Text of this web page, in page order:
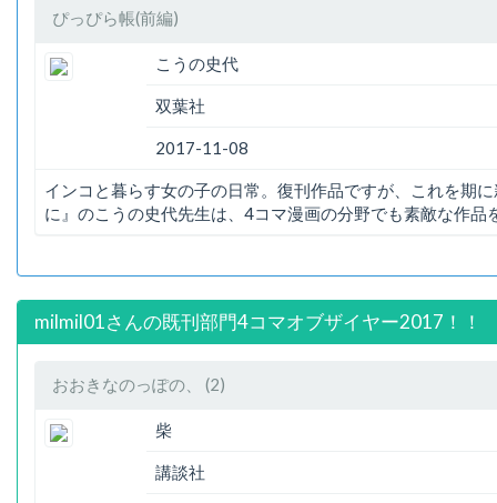
ぴっぴら帳(前編)
こうの史代
双葉社
2017-11-08
インコと暮らす女の子の日常。復刊作品ですが、これを期
に』のこうの史代先生は、4コマ漫画の分野でも素敵な作
milmil01さんの既刊部門4コマオブザイヤー2017！！
おおきなのっぽの、 (2)
柴
講談社